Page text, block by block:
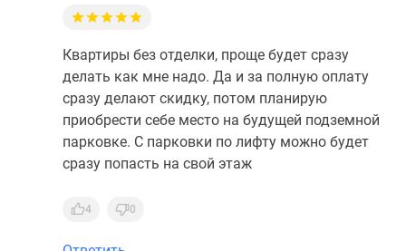
Квартиры без отделки, проще будет сразу
делать как мне надо. Да и за полную оплату
сразу делают скидку, потом планирую
приобрести себе место на будущей подземной
парковке. С парковки по лифту можно будет
сразу попасть на свой этаж
4 0